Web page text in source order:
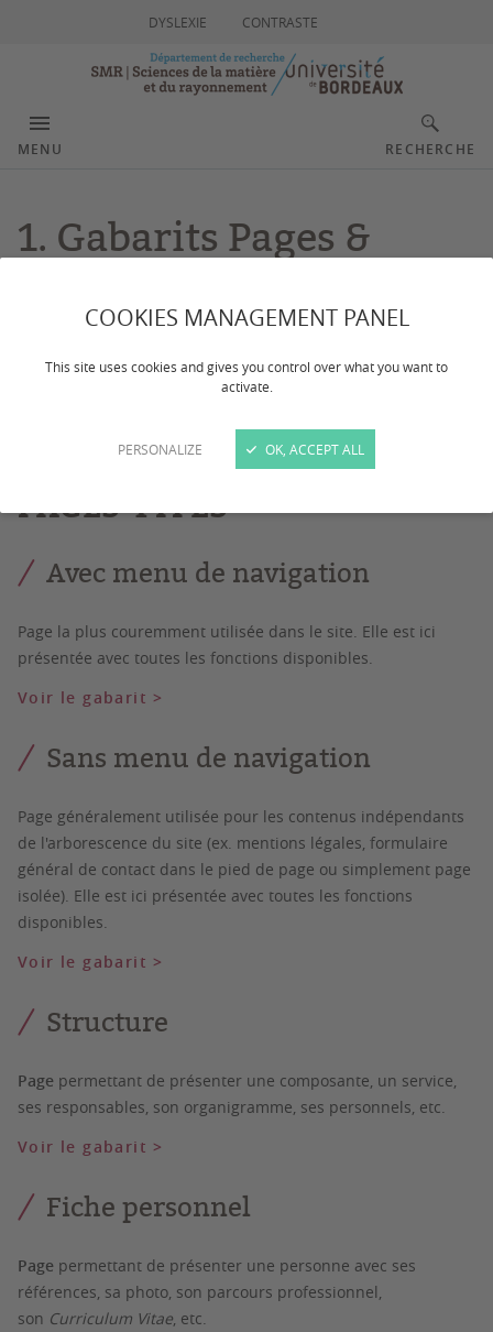
COOKIES MANAGEMENT PANEL
This site uses cookies and gives you control over what you want to
activate.
PERSONALIZE OK, ACCEPT ALL
DYSLEXIE CONTRASTE
MENU RECHERCHE
1. Gabarits Pages &
Différents types de pages et de listes disponibles.
PAGES-TYPES
Avec menu de navigation
Page la plus couremment utilisée dans le site. Elle est ici
présentée avec toutes les fonctions disponibles.
Voir le gabarit >
Sans menu de navigation
Page généralement utilisée pour les contenus indépendants
de l'arborescence du site (ex. mentions légales, formulaire
général de contact dans le pied de page ou simplement page
isolée). Elle est ici présentée avec toutes les fonctions
disponibles.
Voir le gabarit >
Structure
Page permettant de présenter une composante, un service,
ses responsables, son organigramme, ses personnels, etc.
Voir le gabarit >
Fiche personnel
Page permettant de présenter une personne avec ses
références, sa photo, son parcours professionnel,
son Curriculum Vitae, etc.